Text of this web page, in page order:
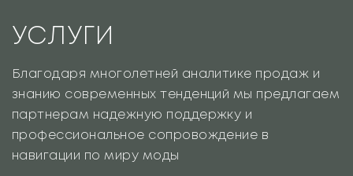
УСЛУГИ
Благодаря многолетней аналитике продаж и
знанию современных тенденций мы предлагаем
партнерам надежную поддержку и
профессиональное сопровождение в
навигации по миру моды